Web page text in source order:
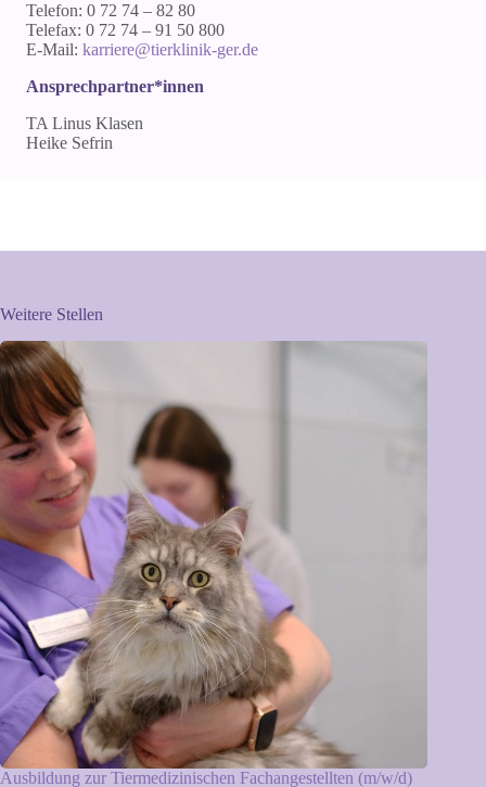
Telefon: 0 72 74 – 82 80
Telefax: 0 72 74 – 91 50 800
E-Mail: karriere@tierklinik-ger.de
Ansprechpartner*innen
TA Linus Klasen
Heike Sefrin
Weitere Stellen
Ausbildung zur Tiermedizinischen Fachangestellten (m/w/d)